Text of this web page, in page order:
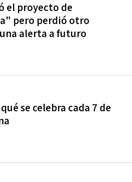
el proyecto de
pero perdió otro
alerta a futuro
se celebra cada 7 de